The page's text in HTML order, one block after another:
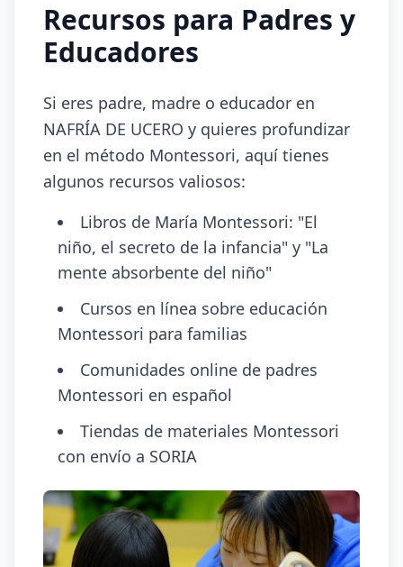
Recursos para Padres y
Educadores
Si eres padre, madre o educador en
NAFRÍA DE UCERO y quieres profundizar
en el método Montessori, aquí tienes
algunos recursos valiosos:
Libros de María Montessori: "El
niño, el secreto de la infancia" y "La
mente absorbente del niño"
Cursos en línea sobre educación
Montessori para familias
Comunidades online de padres
Montessori en español
Tiendas de materiales Montessori
con envío a SORIA